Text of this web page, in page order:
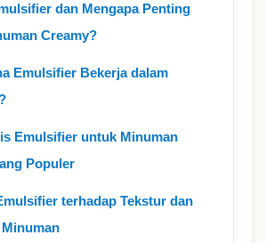
dan Mengapa Penting
Creamy?
Emulsifier Bekerja dalam
Emulsifier untuk Minuman
Populer
terhadap Tekstur dan